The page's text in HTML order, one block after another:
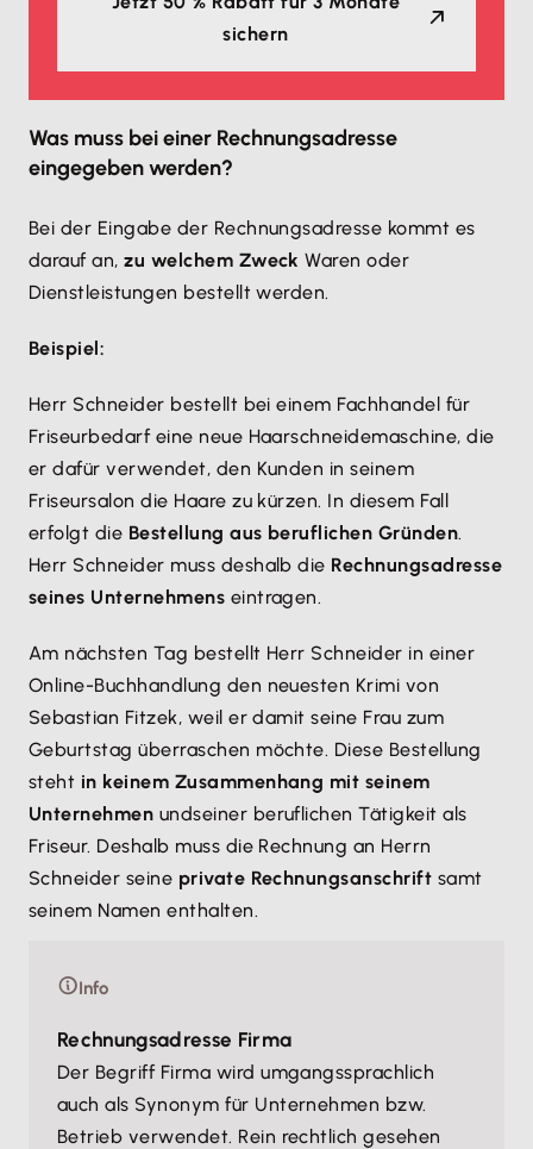
sichern
Was muss bei einer Rechnungsadresse
eingegeben werden?
Bei der Eingabe der Rechnungsadresse kommt es
darauf an,zu welchem Zweck Waren oder
Dienstleistungen bestellt werden.
Beispiel:
Herr Schneider bestellt bei einem Fachhandel für
Friseurbedarf eine neue Haarschneidemaschine, die
er dafür verwendet, den Kunden in seinem
Friseursalon die Haare zu kürzen. In diesem Fall
erfolgt die Bestellung aus beruflichen Gründen.
Herr Schneider muss deshalb die Rechnungsadresse
seines Unternehmens eintragen.
Am nächsten Tag bestellt Herr Schneider in einer
Online-Buchhandlung den neuesten Krimi von
Sebastian Fitzek, weil er damit seine Frau zum
Geburtstag überraschen möchte. Diese Bestellung
steht in keinem Zusammenhang mit seinem
Unternehmen undseiner beruflichen Tätigkeit als
Friseur. Deshalb muss die Rechnung an Herrn
Schneider seine private Rechnungsanschrift samt
seinem Namen enthalten.
Info
Rechnungsadresse Firma
Der Begriff Firma wird umgangssprachlich
auch als Synonym für Unternehmen bzw.
Betrieb verwendet. Rein rechtlich gesehen